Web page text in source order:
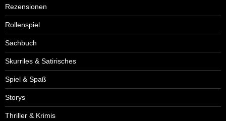
Rezensionen
Rollenspiel
Sachbuch
Skurriles & Satirisches
Spiel & Spaß
Storys
Thriller & Krimis